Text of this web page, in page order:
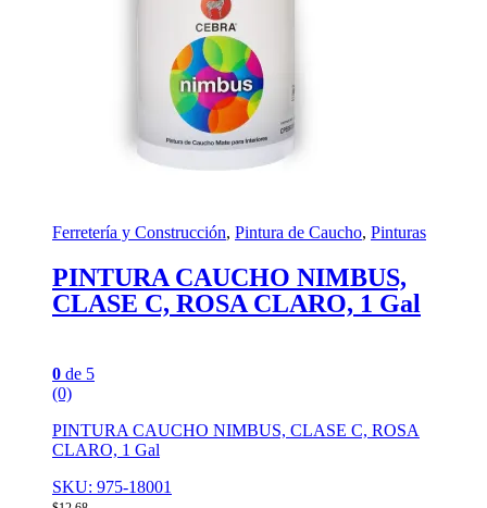
Ferretería y Construcción, Pintura de Caucho, Pinturas
PINTURA CAUCHO NIMBUS,
CLASE C, ROSA CLARO, 1 Gal
0 de 5
(0)
PINTURA CAUCHO NIMBUS, CLASE C, ROSA
CLARO, 1 Gal
SKU: 975-18001